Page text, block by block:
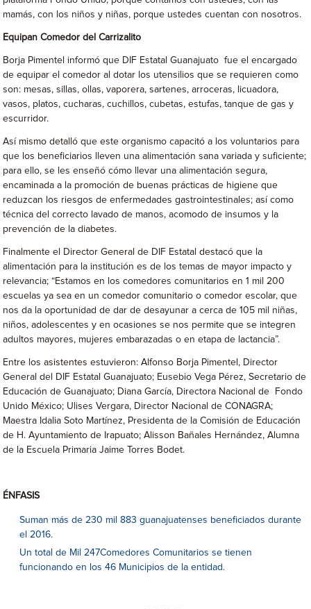
mamás, con los niños y niñas, porque ustedes cuentan con nosotros.
Equipan Comedor del Carrizalito
Borja Pimentel informó que DIF Estatal Guanajuato fue el encargado
de equipar el comedor al dotar los utensilios que se requieren como
son: mesas, sillas, ollas, vaporera, sartenes, arroceras, licuadora,
vasos, platos, cucharas, cuchillos, cubetas, estufas, tanque de gas y
escurridor.
Así mismo detalló que este organismo capacitó a los voluntarios para
que los beneficiarios lleven una alimentación sana variada y suficiente;
para ello, se les enseñó cómo llevar una alimentación segura,
encaminada a la promoción de buenas prácticas de higiene que
reduzcan los riesgos de enfermedades gastrointestinales; así como
técnica del correcto lavado de manos, acomodo de insumos y la
prevención de la diabetes.
Finalmente el Director General de DIF Estatal destacó que la
alimentación para la institución es de los temas de mayor impacto y
relevancia; “Estamos en los comedores comunitarios en 1 mil 200
escuelas ya sea en un comedor comunitario o comedor escolar, que
nos da la oportunidad de dar de desayunar a cerca de 105 mil niñas,
niños, adolescentes y en ocasiones se nos permite que se integren
adultos mayores, mujeres embarazadas o en etapa de lactancia”.
Entre los asistentes estuvieron: Alfonso Borja Pimentel, Director
General del DIF Estatal Guanajuato; Eusebio Vega Pérez, Secretario de
Educación de Guanajuato; Diana García, Directora Nacional de Fondo
Unido México; Ulises Vergara, Director Nacional de CONAGRA;
Maestra Idalia Soto Martínez, Presidenta de la Comisión de Educación
de H. Ayuntamiento de Irapuato; Alisson Bañales Hernández, Alumna
de la Escuela Primaria Jaime Torres Bodet.
ÉNFASIS
Suman más de 230 mil 883 guanajuatenses beneficiados durante
el 2016.
Un total de Mil 247Comedores Comunitarios se tienen
funcionando en los 46 Municipios de la entidad.